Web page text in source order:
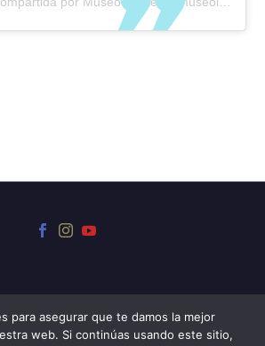
© 2024 Museo Iriarte
para asegurar que te damos la mejor
web. Si continúas usando este sitio,